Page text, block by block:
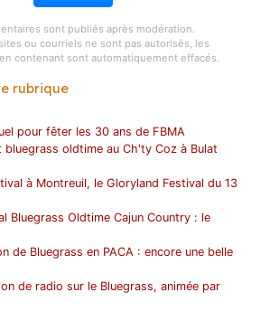
sont publiés après modération.
ou courriels ne sont pas autorisés, les
contenant sont automatiquement effacés.
rubrique
pour fêter les 30 ans de FBMA
bluegrass oldtime au Ch'ty Coz à Bulat
à Montreuil, le Gloryland Festival du 13
Bluegrass Oldtime Cajun Country : le
de Bluegrass en PACA : encore une belle
de radio sur le Bluegrass, animée par